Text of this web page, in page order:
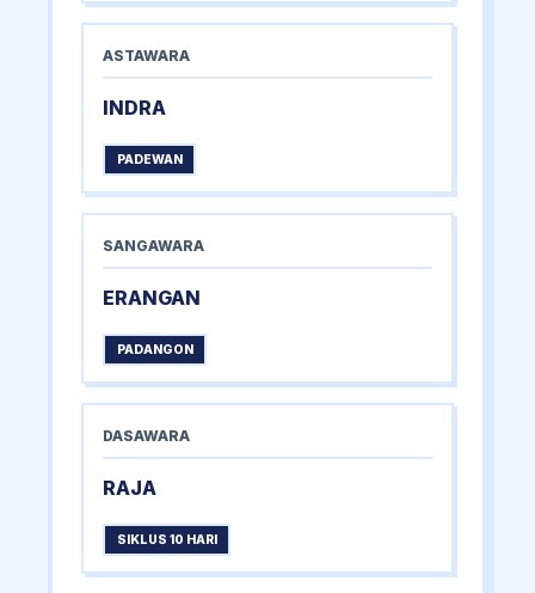
ASTAWARA
INDRA
PADEWAN
SANGAWARA
ERANGAN
PADANGON
DASAWARA
RAJA
SIKLUS 10 HARI